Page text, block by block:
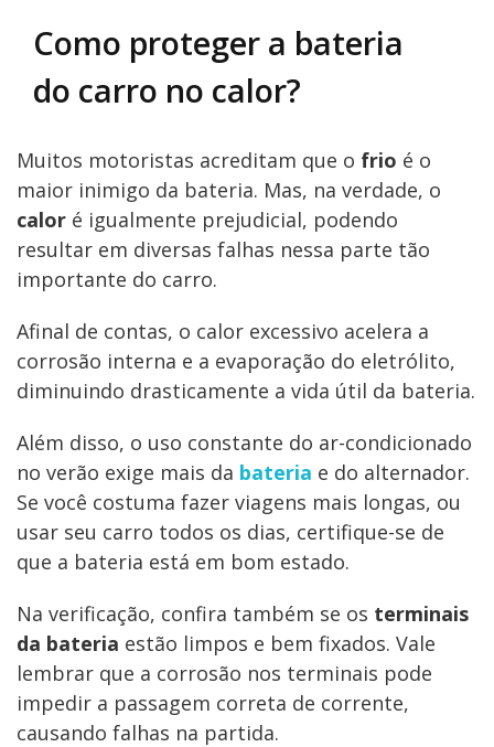
Como proteger a bateria
do carro no calor?
Muitos motoristas acreditam que o frio é o
maior inimigo da bateria. Mas, na verdade, o
calor é igualmente prejudicial, podendo
resultar em diversas falhas nessa parte tão
importante do carro.
Afinal de contas, o calor excessivo acelera a
corrosão interna e a evaporação do eletrólito,
diminuindo drasticamente a vida útil da bateria.
Além disso, o uso constante do ar-condicionado
no verão exige mais da bateria e do alternador.
Se você costuma fazer viagens mais longas, ou
usar seu carro todos os dias, certifique-se de
que a bateria está em bom estado.
Na verificação, confira também se os terminais
da bateria estão limpos e bem fixados. Vale
lembrar que a corrosão nos terminais pode
impedir a passagem correta de corrente,
causando falhas na partida.